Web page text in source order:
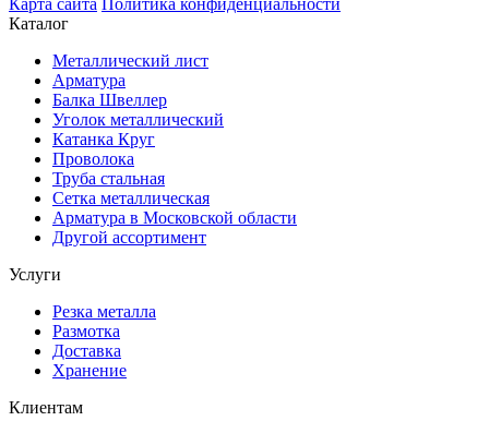
Каталог
Металлический лист
Арматура
Балка Швеллер
Уголок металлический
Катанка Круг
Проволока
Труба стальная
Сетка металлическая
Арматура в Московской области
Другой ассортимент
Услуги
Резка металла
Размотка
Доставка
Хранение
Клиентам